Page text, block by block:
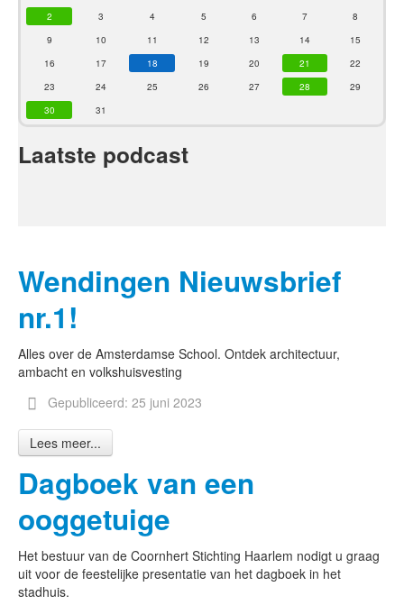
2
3 4 5 6 7
8
9
10 11 12 13 14
15
16
17 18 19 20 21
22
23
24 25 26 27 28
29
30
31
Laatste podcast
Wendingen Nieuwsbrief
nr.1!
Alles over de Amsterdamse School. Ontdek architectuur,
ambacht en volkshuisvesting
Gepubliceerd: 25 juni 2023
Lees meer...
Dagboek van een
ooggetuige
Het bestuur van de Coornhert Stichting Haarlem nodigt u graag
uit voor de feestelijke presentatie van het dagboek in het
stadhuis.